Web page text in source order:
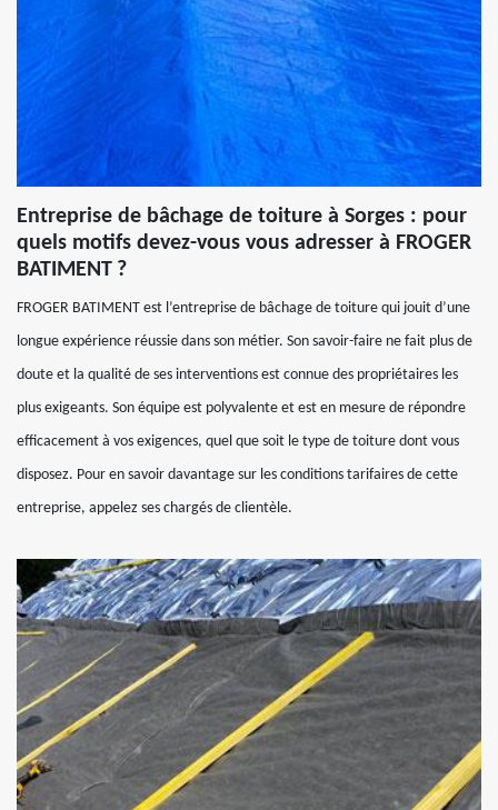
Entreprise de bâchage de toiture à Sorges : pour
quels motifs devez-vous vous adresser à FROGER
BATIMENT ?
FROGER BATIMENT est l’entreprise de bâchage de toiture qui jouit d’une
longue expérience réussie dans son métier. Son savoir-faire ne fait plus de
doute et la qualité de ses interventions est connue des propriétaires les
plus exigeants. Son équipe est polyvalente et est en mesure de répondre
efficacement à vos exigences, quel que soit le type de toiture dont vous
disposez. Pour en savoir davantage sur les conditions tarifaires de cette
entreprise, appelez ses chargés de clientèle.